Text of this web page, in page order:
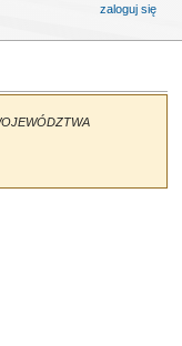
zaloguj się